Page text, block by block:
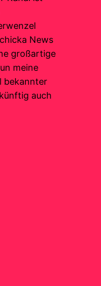
News
großartige
meine
bekannter
auch
Künstler Monschau-